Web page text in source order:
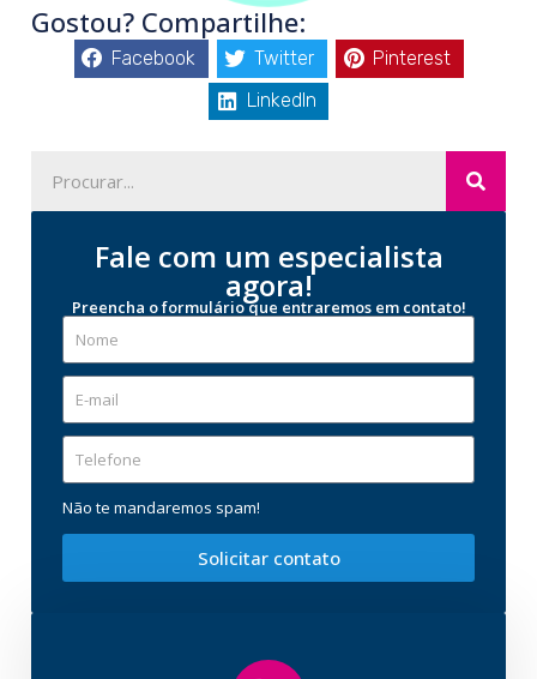
Gostou? Compartilhe:
Facebook Twitter
Pinterest
LinkedIn
Fale com um especialista
agora!
Preencha o formulário que entraremos em contato!
Não te mandaremos spam!
Solicitar contato